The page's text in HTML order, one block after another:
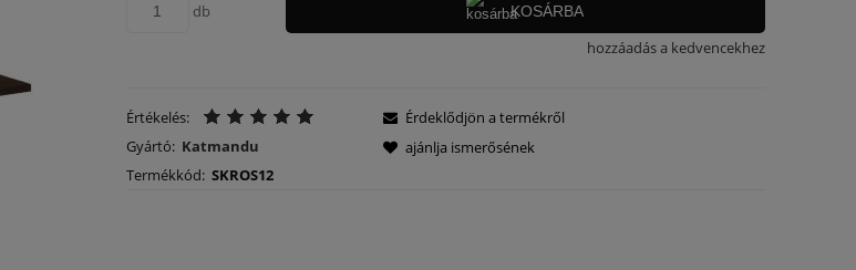
db KOSÁRBA
hozzáadás a kedvencekhez
Értékelés:
Gyártó: Katmandu
Termékkód: SKROS12
Érdeklődjön a termékről
ajánlja ismerősének